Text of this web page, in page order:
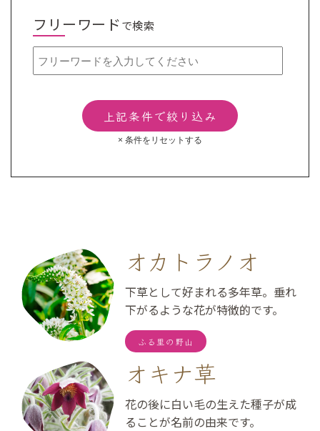
フリーワードで検索
オカトラノオ
下草として好まれる多年草。垂れ
下がるような花が特徴的です。
ふる里の野山
オキナ草
花の後に白い毛の生えた種子が成
ることが名前の由来です。